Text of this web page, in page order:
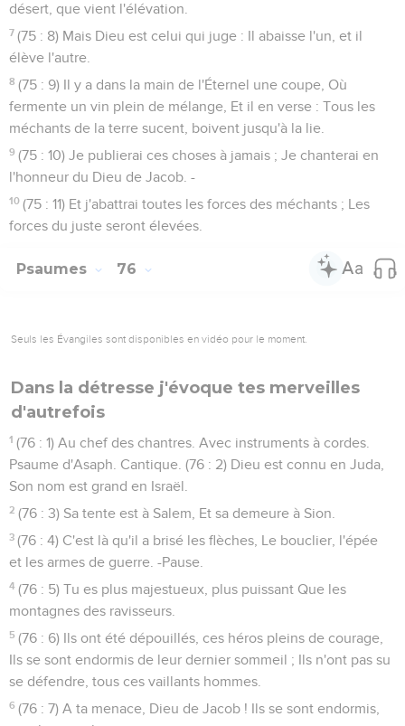
désert, que vient l'élévation.
7 (75 : 8) Mais Dieu est celui qui juge : Il abaisse l'un, et il
élève l'autre.
8 (75 : 9) Il y a dans la main de l'Éternel une coupe, Où
fermente un vin plein de mélange, Et il en verse : Tous les
méchants de la terre sucent, boivent jusqu'à la lie.
9 (75 : 10) Je publierai ces choses à jamais ; Je chanterai en
l'honneur du Dieu de Jacob. -
10 (75 : 11) Et j'abattrai toutes les forces des méchants ; Les
forces du juste seront élevées.
Psaumes 76
Seuls les Évangiles sont disponibles en vidéo pour le moment.
Dans la détresse j'évoque tes merveilles
d'autrefois
1 (76 : 1) Au chef des chantres. Avec instruments à cordes.
Psaume d'Asaph. Cantique. (76 : 2) Dieu est connu en Juda,
Son nom est grand en Israël.
2 (76 : 3) Sa tente est à Salem, Et sa demeure à Sion.
3 (76 : 4) C'est là qu'il a brisé les flèches, Le bouclier, l'épée
et les armes de guerre. -Pause.
4 (76 : 5) Tu es plus majestueux, plus puissant Que les
montagnes des ravisseurs.
5 (76 : 6) Ils ont été dépouillés, ces héros pleins de courage,
Ils se sont endormis de leur dernier sommeil ; Ils n'ont pas su
se défendre, tous ces vaillants hommes.
6 (76 : 7) A ta menace, Dieu de Jacob ! Ils se sont endormis,